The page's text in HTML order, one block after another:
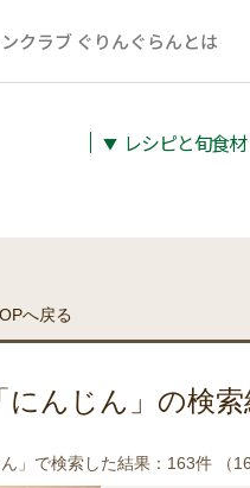
クラブ ぐりんぐらんとは
▼ レシピと旬⾷材
へ戻る
にんじん」の検
ん」で検索した結果：163件 （